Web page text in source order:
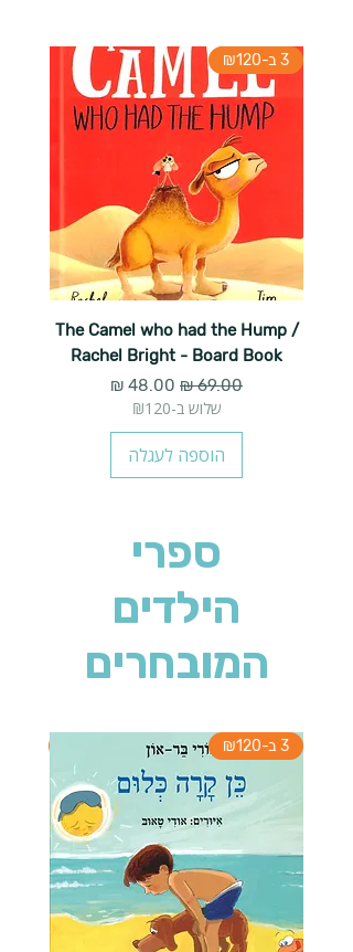
3 ב-₪120
The Camel who had the Hump /
Rachel Bright - Board Book
מחיר רגיל מחיר מבצע
שלוש ב-₪120
הוספה לעגלה
ספרי
הילדים
המובחרים
3 ב-₪120